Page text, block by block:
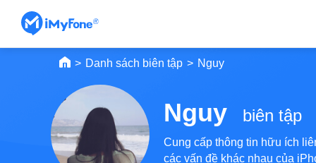
> Danh sách biên tập > Nguy
Nguy biên tập
Cung cấp thông tin hữu ích
các vấn đề khác nhau của